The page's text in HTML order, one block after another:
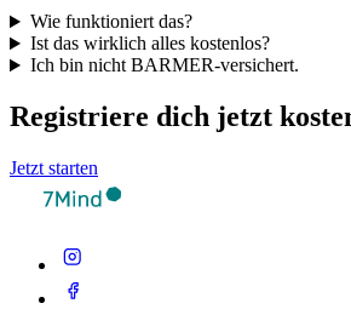
Wie funktioniert das?
Ist das wirklich alles kostenlos?
Ich bin nicht BARMER-versichert.
Registriere dich jetzt
Jetzt starten